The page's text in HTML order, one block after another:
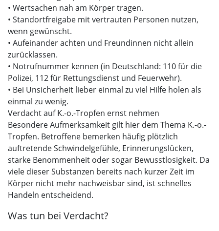
• Wertsachen nah am Körper tragen.
• Standortfreigabe mit vertrauten Personen nutzen,
wenn gewünscht.
• Aufeinander achten und Freundinnen nicht allein
zurücklassen.
• Notrufnummer kennen (in Deutschland: 110 für die
Polizei, 112 für Rettungsdienst und Feuerwehr).
• Bei Unsicherheit lieber einmal zu viel Hilfe holen als
einmal zu wenig.
Verdacht auf K.-o.-Tropfen ernst nehmen
Besondere Aufmerksamkeit gilt hier dem Thema K.-o.-
Tropfen. Betroffene bemerken häufig plötzlich
auftretende Schwindelgefühle, Erinnerungslücken,
starke Benommenheit oder sogar Bewusstlosigkeit. Da
viele dieser Substanzen bereits nach kurzer Zeit im
Körper nicht mehr nachweisbar sind, ist schnelles
Handeln entscheidend.
Was tun bei Verdacht?